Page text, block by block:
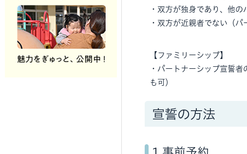
・双方が独身であり、他の
・双方が近親者でない（パ
【ファミリーシップ】
・パートナーシップ宣誓
も可）
宣誓の方法